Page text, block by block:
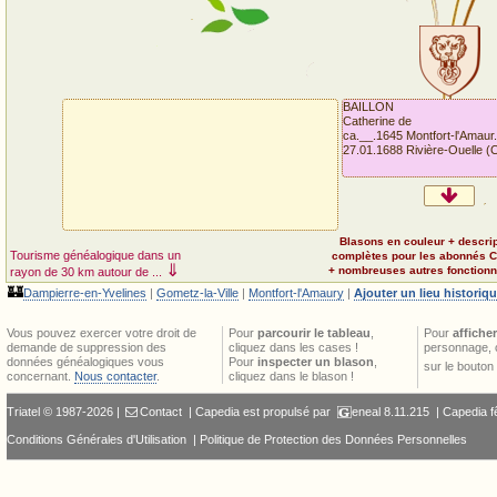
Tourisme généalogique dans un
rayon de 30 km autour de ...
⇓
BAILLON
Catherine de
ca.__.1645 Montfort-
27.01.1688 Rivière-Ouelle
🏰Dampierre-en-Yvelines | Gometz-la-Ville | Montfort-l'Amaury | Ajouter un lieu
Blasons en couleur +
complètes pour les abonnés
+ nombreuses autres
Vous pouvez exercer votre droit de
demande de suppression des
données généalogiques vous
concernant. Nous contacter.
Pour parcourir le tableau
cliquez dans les cases !
Pour inspecter un blason
cliquez dans le blason !
Pour
personnage,
sur le bouton
Triatel © 1987-2026 | Contact | Capedia est propulsé par eneal8.11.215 | Capedia
Conditions Générales d'Utilisation | Politique de Protection des Données Personnelles